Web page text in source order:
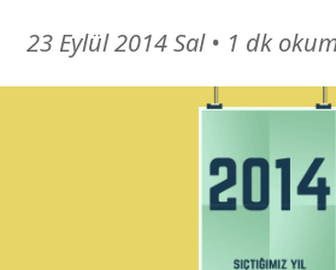
23 Eylül 2014 Sal 13
Temmuz
24
• 1 dk